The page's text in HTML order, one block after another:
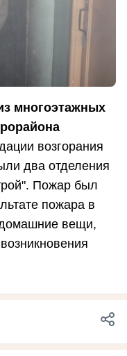
многоэтажных
возгорания
два отделения
Пожар был
пожара в
вещи,